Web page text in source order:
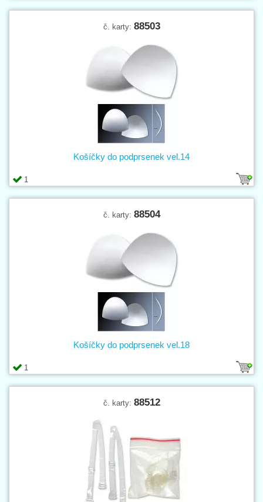
č. karty: 88503
1
Košíčky do podprsenek vel.14
č. karty: 88504
1
Košíčky do podprsenek vel.18
č. karty: 88512